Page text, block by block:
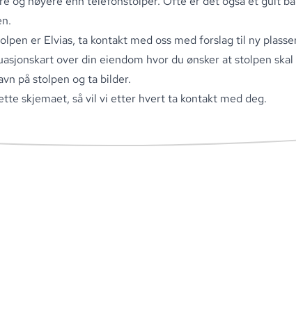
.
er Elvias, ta kontakt med oss med forslag til ny
over din eiendom hvor du ønsker at stolpen skal
på stolpen og ta bilder.
skjemaet, så vil vi etter hvert ta kontakt med deg.